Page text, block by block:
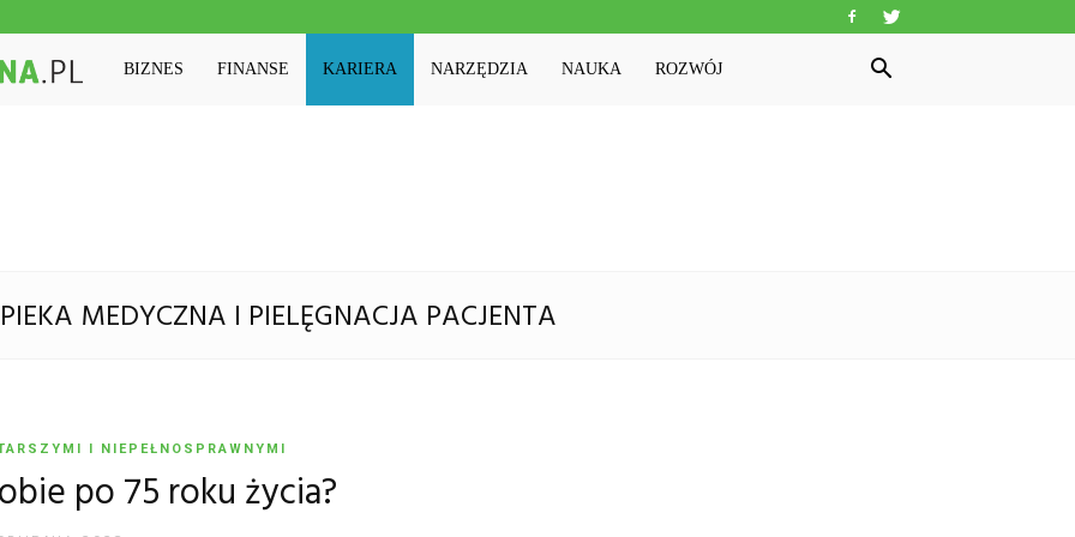
Machinaedukacyjna.pl
BIZNES FINANSE KARIERA NARZĘDZIA NAUKA ROZWÓJ
MEDYCZNA I PIELĘGNACJA PACJENTA
I NIEPEŁNOSPRAWNYMI
po 75 roku życia?